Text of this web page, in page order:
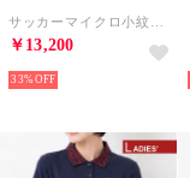
￥13,200
33%